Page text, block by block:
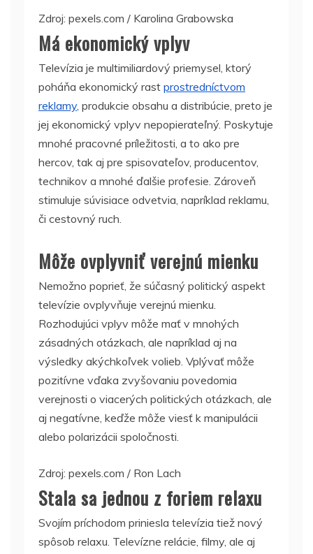
Zdroj: pexels.com / Karolina Grabowska
Má ekonomický vplyv
Televízia je multimiliardový priemysel, ktorý
poháňa ekonomický rast prostredníctvom
reklamy, produkcie obsahu a distribúcie, preto je
jej ekonomický vplyv nepopierateľný. Poskytuje
mnohé pracovné príležitosti, a to ako pre
hercov, tak aj pre spisovateľov, producentov,
technikov a mnohé ďalšie profesie. Zároveň
stimuluje súvisiace odvetvia, napríklad reklamu,
či cestovný ruch.
Môže ovplyvniť verejnú mienku
Nemožno poprieť, že súčasný politický aspekt
televízie ovplyvňuje verejnú mienku.
Rozhodujúci vplyv môže mať v mnohých
zásadných otázkach, ale napríklad aj na
výsledky akýchkoľvek volieb. Vplývať môže
pozitívne vďaka zvyšovaniu povedomia
verejnosti o viacerých politických otázkach, ale
aj negatívne, keďže môže viesť k manipulácii
alebo polarizácii spoločnosti.
Zdroj: pexels.com / Ron Lach
Stala sa jednou z foriem relaxu
Svojím príchodom priniesla televízia tiež nový
spôsob relaxu. Televízne relácie, filmy, ale aj